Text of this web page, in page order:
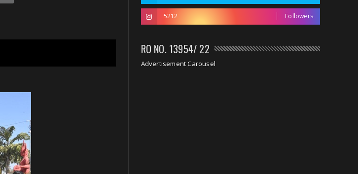
5212 Followers
RO NO. 13954/ 22
Advertisement Carousel